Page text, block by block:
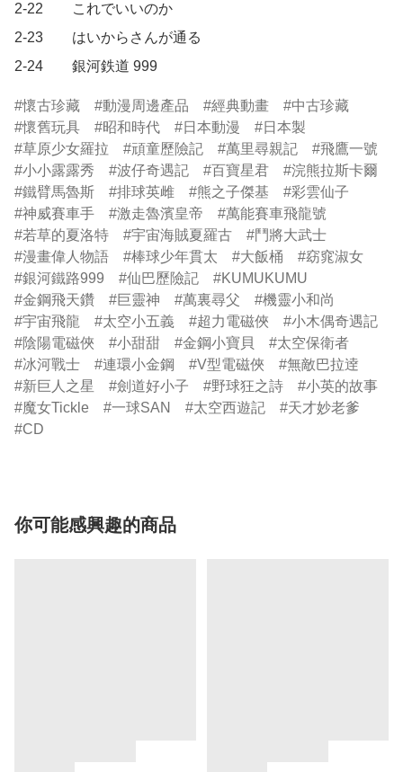
2-22		これでいいのか
2-23		はいからさんが通る
2-24		銀河鉄道 999
懷古珍藏 動漫周邊產品 經典動畫
中古珍藏
懷舊玩具
昭和時代 日本動漫
日本製
草原少女羅拉
頑童歷險記 萬里尋親記
飛鷹一號
小小露露秀
波仔奇遇記 百寶星君
浣熊拉斯卡爾
鐵臂馬魯斯
排球英雌 熊之子傑基
彩雲仙子
神威賽車手
激走魯濱皇帝
萬能賽車飛龍號
若草的夏洛特
宇宙海賊夏羅古
鬥將大武士
漫畫偉人物語
棒球少年貫太 大飯桶
窈窕淑女
銀河鐵路999
仙巴歷險記
KUMUKUMU
金鋼飛天鑽
巨靈神 萬裏尋父
機靈小和尚
宇宙飛龍
太空小五義 超力電磁俠
小木偶奇遇記
陰陽電磁俠
小甜甜 金鋼小寶貝
太空保衛者
冰河戰士
連環小金鋼 V型電磁俠
無敵巴拉逹
新巨人之星
劍道好小子 野球狂之詩
小英的故事
魔女Tickle
一球SAN 太空西遊記
天才妙老爹
CD
你可能感興趣的商品